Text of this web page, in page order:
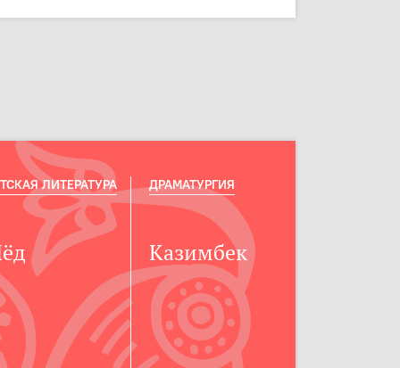
ЛИТЕРАТУРА
Казимбек
ДРАМАТУРГИЯ